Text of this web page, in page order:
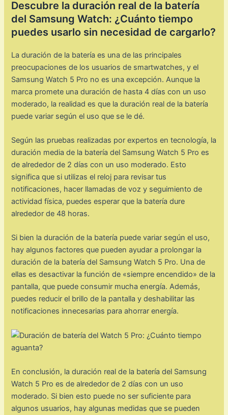
Descubre la duración real de la batería
del Samsung Watch: ¿Cuánto tiempo
puedes usarlo sin necesidad de cargarlo?
La duración de la batería es una de las principales
preocupaciones de los usuarios de smartwatches, y el
Samsung Watch 5 Pro no es una excepción. Aunque la
marca promete una duración de hasta 4 días con un uso
moderado, la realidad es que la duración real de la batería
puede variar según el uso que se le dé.
Según las pruebas realizadas por expertos en tecnología, la
duración media de la batería del Samsung Watch 5 Pro es
de alrededor de 2 días con un uso moderado. Esto
significa que si utilizas el reloj para revisar tus
notificaciones, hacer llamadas de voz y seguimiento de
actividad física, puedes esperar que la batería dure
alrededor de 48 horas.
Si bien la duración de la batería puede variar según el uso,
hay algunos factores que pueden ayudar a prolongar la
duración de la batería del Samsung Watch 5 Pro. Una de
ellas es desactivar la función de «siempre encendido» de la
pantalla, que puede consumir mucha energía. Además,
puedes reducir el brillo de la pantalla y deshabilitar las
notificaciones innecesarias para ahorrar energía.
En conclusión, la duración real de la batería del Samsung
Watch 5 Pro es de alrededor de 2 días con un uso
moderado. Si bien esto puede no ser suficiente para
algunos usuarios, hay algunas medidas que se pueden